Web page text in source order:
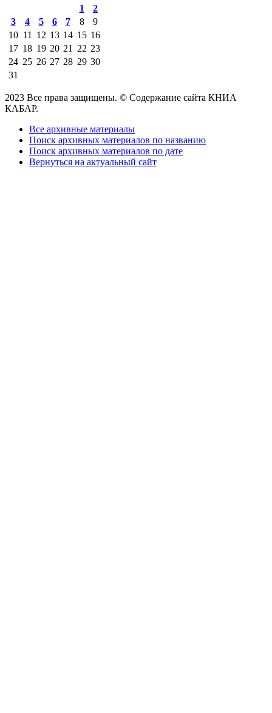
1
2
3
4 5 6 7 8
9
10 11 12 13 14 15 16
17 18 19 20 21 22 23
24 25 26 27 28 29 30
31
2023 Все права защищены. © Содержание сайта КНИА
КАБАР.
Все архивные материалы
Поиск архивных материалов по названию
Поиск архивных материалов по дате
Вернуться на актуальный сайт